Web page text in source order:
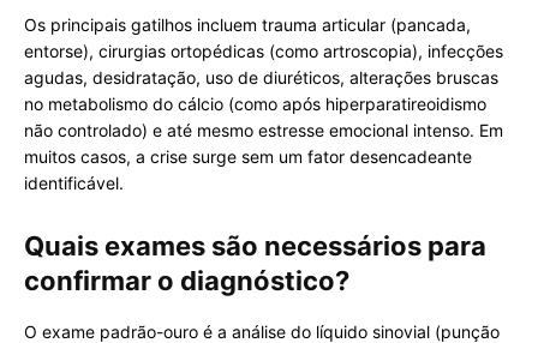
Os principais gatilhos incluem trauma articular (pancada,
entorse), cirurgias ortopédicas (como artroscopia), infecções
agudas, desidratação, uso de diuréticos, alterações bruscas
no metabolismo do cálcio (como após hiperparatireoidismo
não controlado) e até mesmo estresse emocional intenso. Em
muitos casos, a crise surge sem um fator desencadeante
identificável.
Quais exames são necessários para
confirmar o diagnóstico?
O exame padrão-ouro é a análise do líquido sinovial (punção